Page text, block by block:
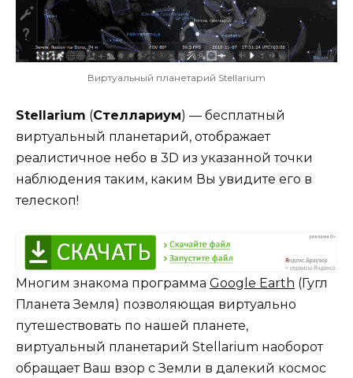
Виртуальный планетарий Stellarium
Stellarium (Стеллариум) — бесплатный
виртуальный планетарий, отображает
реалистичное небо в 3D из указанной точки
наблюдения таким, каким Вы увидите его в
телескоп!
Многим знакома программа Google Earth (Гугл
Планета Земля) позволяющая виртуально
путешествовать по нашей планете,
виртуальный планетарий Stellarium наоборот
обращает Ваш взор с Земли в далекий космос